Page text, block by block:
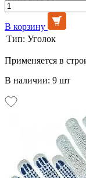
В корзину
Тип: Уголок
Применяется в
В наличии: 9 шт